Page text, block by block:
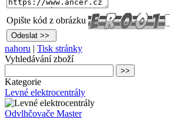
Opište kód z obrázku
nahoru | Tisk stránky
Vyhledávání zboží
Kategorie
Levné elektrocentrály
Odvlhčovače Master